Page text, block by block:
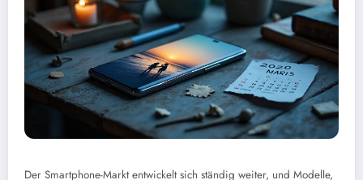
Der Smartphone-Markt entwickelt sich ständig weiter, und Modelle,